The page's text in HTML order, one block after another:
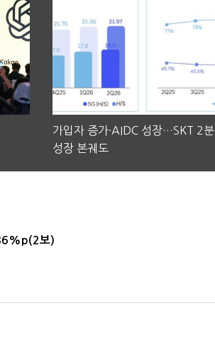
가입자 증가·AIDC 성장…SKT 2
성장 본궤도
보)